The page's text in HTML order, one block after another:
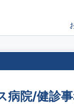
院/健診